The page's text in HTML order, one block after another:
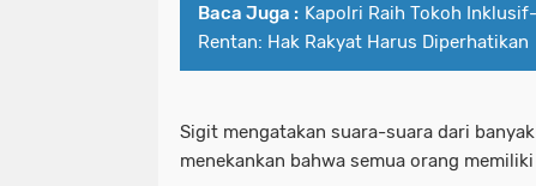
Baca Juga : Kapolri Raih Tokoh
Rentan: Hak Rakyat Harus Diperhatikan
Sigit mengatakan suara-suara dari
menekankan bahwa semua orang